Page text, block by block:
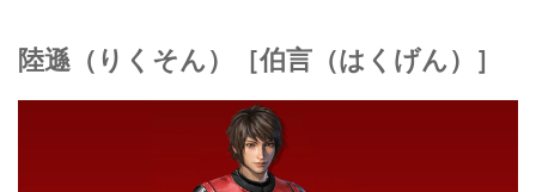
陸遜（りくそん）［伯言（はくげん）］